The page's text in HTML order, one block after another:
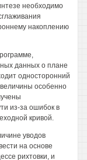
необходимо
накоплению
данных о плане
односторонний
особенно
из-за ошибок в
кривой.
уводов
на основе
рихтовки, и